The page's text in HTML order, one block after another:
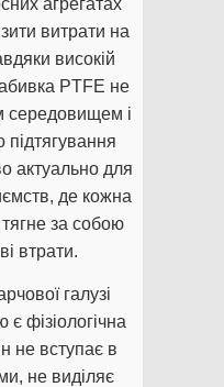
витрати на
високій
PTFE не
середовищем і
підтягування
актуально для
де кожна
за собою
втрати.
галузі
фізіологічна
не вступає в
не виділяє